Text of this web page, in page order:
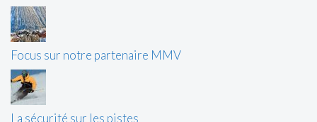
Focus sur notre partenaire MMV
La sécurité sur les pistes